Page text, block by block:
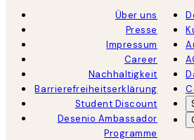
Über uns
Presse
Impressum
Career
Nachhaltigkeit
Barrierefreiheitserklärung
Student Discount
Desenio Ambassador
Programme